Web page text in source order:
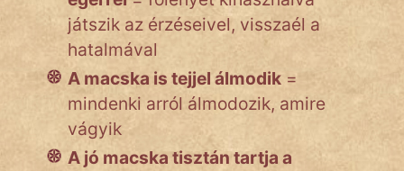
játszik az érzéseivel, visszaél a
hatalmával
A macska is tejjel álmodik =
mindenki arról álmodozik, amire
vágyik
A jó macska tisztán tartja a